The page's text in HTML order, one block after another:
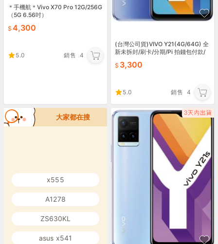
＊手機航＊Vivo X70 Pro 12G/256G
（5G 6.56吋）
4,300
5.0 銷售 4
(台灣公司貨)VIVO Y21(4G/64G) 全
新未拆封/刷卡/分期/Pi 拍錢包付款/
3,300
5.0 銷售 4
大家都在搜
x555
A1278
ZS630KL
asus x541